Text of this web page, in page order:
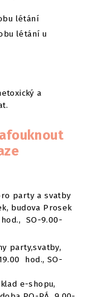
létání
létání u
a
party a svatby
budova Prosek
SO-9.00-
party,svatby,
hod., SO-
e-shopu,